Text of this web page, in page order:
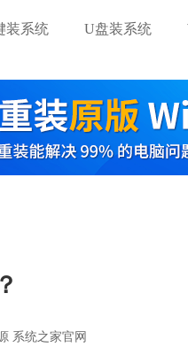
装系统 U盘装系统
系统之家官网